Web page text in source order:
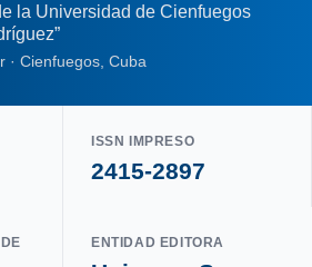
la Universidad de Cienfuegos
· Cienfuegos, Cuba
ISSN IMPRESO
2415-2897
ENTIDAD EDITORA